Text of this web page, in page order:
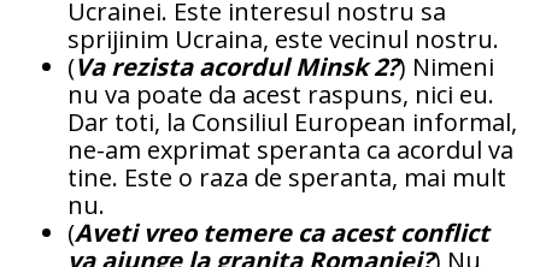
Ucrainei. Este interesul nostru sa
sprijinim Ucraina, este vecinul nostru.
(Va rezista acordul Minsk 2?) Nimeni
nu va poate da acest raspuns, nici eu.
Dar toti, la Consiliul European informal,
ne-am exprimat speranta ca acordul va
tine. Este o raza de speranta, mai mult
nu.
(Aveti vreo temere ca acest conflict